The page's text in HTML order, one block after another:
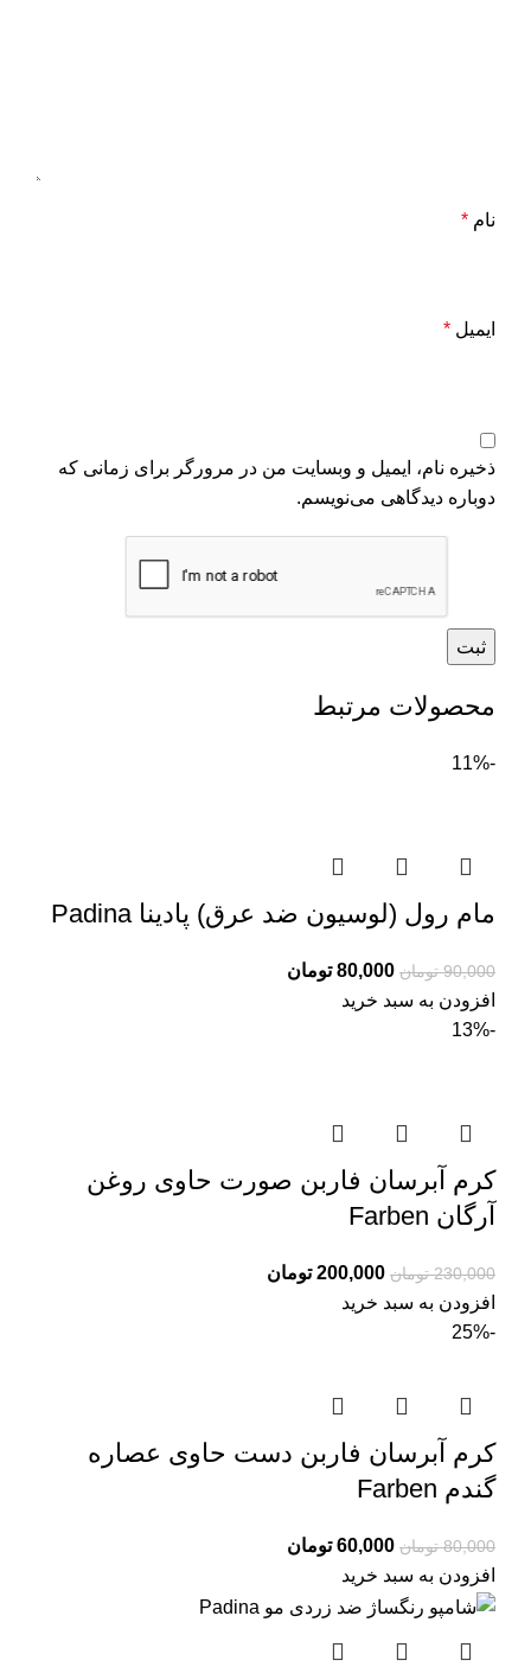
نام *
ایمیل *
ذخیره نام، ایمیل و وبسایت من در مرورگر برای زمانی که
دوباره دیدگاهی می‌نویسم.
محصولات مرتبط
-11%
مام رول (لوسیون ضد عرق) پادینا Padina
90,000 تومان 80,000 تومان
افزودن به سبد خرید
-13%
کرم آبرسان فاربن صورت حاوی روغن
آرگان Farben
230,000 تومان 200,000 تومان
افزودن به سبد خرید
-25%
کرم آبرسان فاربن دست حاوی عصاره
گندم Farben
80,000 تومان 60,000 تومان
افزودن به سبد خرید